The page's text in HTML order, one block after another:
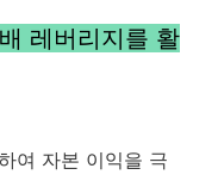
레버리지를 활
여 자본 이익을 극